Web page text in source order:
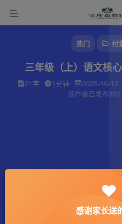
热门 付
三年级（上）语文核
21字 1分钟 2025-10-12
该作者已发布
感谢家长送